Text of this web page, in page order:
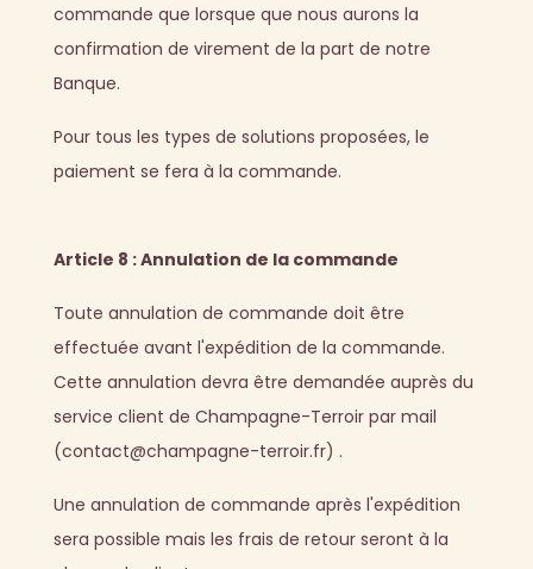
commande que lorsque que nous aurons la
confirmation de virement de la part de notre
Banque.
Pour tous les types de solutions proposées, le
paiement se fera à la commande.
Article 8 : Annulation de la commande
Toute annulation de commande doit être
effectuée avant l'expédition de la commande.
Cette annulation devra être demandée auprès du
service client de Champagne-Terroir par mail
(contact@champagne-terroir.fr) .
Une annulation de commande après l'expédition
sera possible mais les frais de retour seront à la